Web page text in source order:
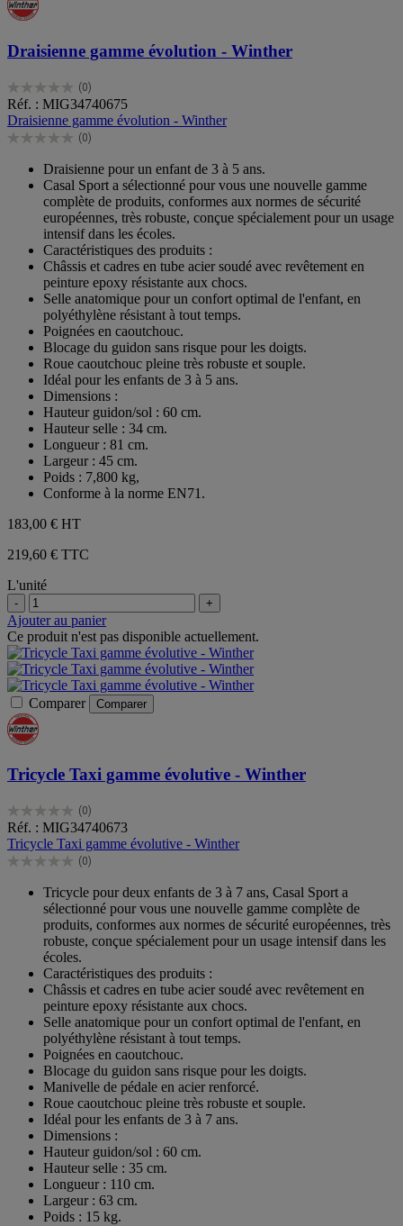
Draisienne gamme évolution - Winther
(0)
0.0
sur
5
étoiles.
Réf. : MIG34740675
Draisienne gamme évolution - Winther
(0)
0.0
étoiles.
Draisienne pour un enfant de 3 à 5 ans.
Casal Sport a sélectionné pour vous une nouvelle gamme
complète de produits, conformes aux normes de sécurité
européennes, très robuste, conçue spécialement pour un usage
intensif dans les écoles.
Caractéristiques des produits :
Châssis et cadres en tube acier soudé avec revêtement en
peinture epoxy résistante aux chocs.
Selle anatomique pour un confort optimal de l'enfant, en
polyéthylène résistant à tout temps.
Poignées en caoutchouc.
Blocage du guidon sans risque pour les doigts.
Roue caoutchouc pleine très robuste et souple.
Idéal pour les enfants de 3 à 5 ans.
Dimensions :
Hauteur guidon/sol : 60 cm.
Hauteur selle : 34 cm.
Longueur : 81 cm.
Largeur : 45 cm.
Poids : 7,800 kg,
Conforme à la norme EN71.
183,00 € HT
219,60 € TTC
L'unité
- +
Ajouter au panier
Ce produit n'est pas disponible actuellement.
Comparer Comparer
Tricycle Taxi gamme évolutive - Winther
(0)
0.0
sur
5
étoiles.
Réf. : MIG34740673
Tricycle Taxi gamme évolutive - Winther
(0)
0.0
étoiles.
Tricycle pour deux enfants de 3 à 7 ans, Casal Sport a
sélectionné pour vous une nouvelle gamme complète de
produits, conformes aux normes de sécurité européennes, très
robuste, conçue spécialement pour un usage intensif dans les
écoles.
Caractéristiques des produits :
Châssis et cadres en tube acier soudé avec revêtement en
peinture epoxy résistante aux chocs.
Selle anatomique pour un confort optimal de l'enfant, en
polyéthylène résistant à tout temps.
Poignées en caoutchouc.
Blocage du guidon sans risque pour les doigts.
Manivelle de pédale en acier renforcé.
Roue caoutchouc pleine très robuste et souple.
Idéal pour les enfants de 3 à 7 ans.
Dimensions :
Hauteur guidon/sol : 60 cm.
Hauteur selle : 35 cm.
Longueur : 110 cm.
Largeur : 63 cm.
Poids : 15 kg.